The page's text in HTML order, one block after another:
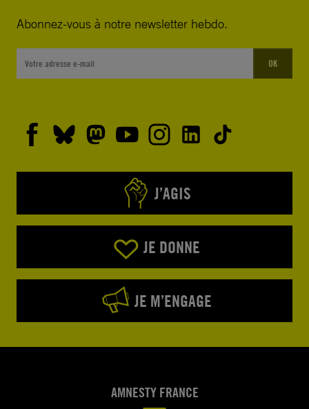
Abonnez-vous à notre newsletter hebdo.
OK
J’AGIS
JE DONNE
JE M’ENGAGE
AMNESTY FRANCE